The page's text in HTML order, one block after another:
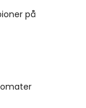
på